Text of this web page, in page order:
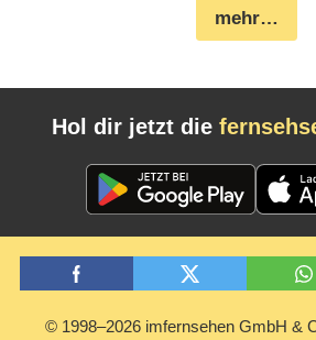
mehr…
Hol dir jetzt die
© 1998–2026 imfernsehen GmbH &